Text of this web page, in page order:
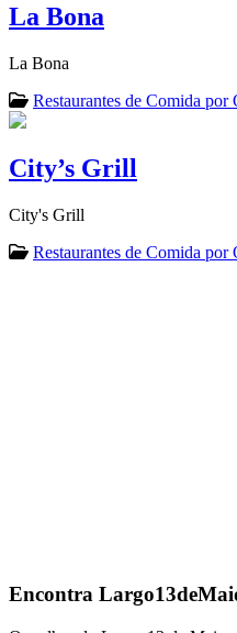
La Bona
La Bona
Restaurantes de Comida
City’s Grill
City's Grill
Restaurantes de Comida
Encontra